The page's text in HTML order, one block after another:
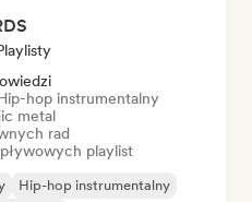
hop instrumentalny
metal
rad
playlist
Hip-hop instrumentalny